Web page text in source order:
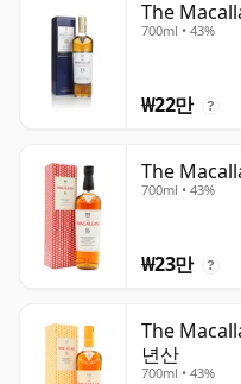
The
700ml • 43%
₩22만 ?
The
700ml • 43%
₩23만 ?
The
년산
700ml • 43%